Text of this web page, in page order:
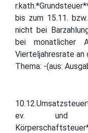
bis zum 15.11.
nicht bei
bei monatlicher
Vierteljahresrate an
Thema: -(aus:
ev. und